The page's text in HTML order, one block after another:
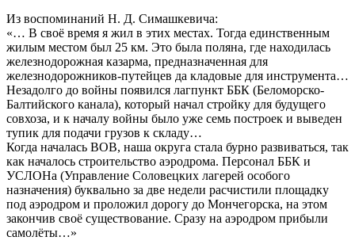
Из воспоминаний Н. Д. Симашкевича:
«… В своё время я жил в этих местах. Тогда единственным
жилым местом был 25 км. Это была поляна, где находилась
железнодорожная казарма, предназначенная для
железнодорожников-путейцев да кладовые для инструмента…
Незадолго до войны появился лагпункт ББК (Беломорско-
Балтийского канала), который начал стройку для будущего
совхоза, и к началу войны было уже семь построек и выведен
тупик для подачи грузов к складу…
Когда началась ВОВ, наша округа стала бурно развиваться, так
как началось строительство аэродрома. Персонал ББК и
УСЛОНа (Управление Соловецких лагерей особого
назначения) буквально за две недели расчистили площадку
под аэродром и проложил дорогу до Мончегорска, на этом
закончив своё существование. Сразу на аэродром прибыли
самолёты…»